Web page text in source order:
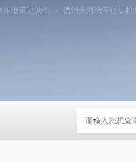
床纸带过滤机 德州天海纸带过滤机
床链板式排屑器 定制磨床纸带过滤